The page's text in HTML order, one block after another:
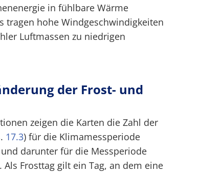
in fühlbare Wärme
tragen hohe Windgeschwindigkeiten
Luftmassen zu niedrigen
der Frost- und
zeigen die Karten die Zahl der
17.3) für die Klimamessperiode
darunter für die Messperiode
Als Frosttag gilt ein Tag, an dem eine